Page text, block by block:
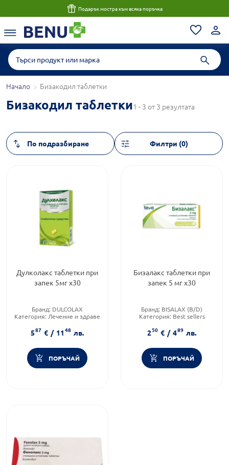
Подарък мостра към всяка поръчка
Начало Бизакодил таблетки
Бизакодил таблетки1 - 3 от 3 резултата
Филтри (0)
Дулколакс таблетки при
запек 5мг х30
Бранд: DULCOLAX
Категория: Лечение и здраве
587 € / 1148 лв.
ПОРЪЧАЙ
Бизалакс таблетки при
запек 5 мг х30
Бранд: BISALAX (B/D)
Категория: Best sellers
250 € / 489 лв.
ПОРЪЧАЙ